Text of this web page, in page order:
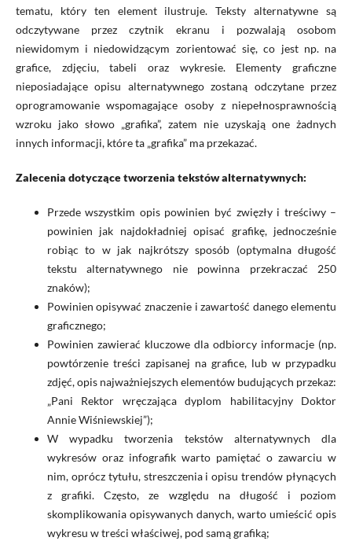
tematu, który ten element ilustruje. Teksty alternatywne są
odczytywane przez czytnik ekranu i pozwalają osobom
niewidomym i niedowidzącym zorientować się, co jest np. na
grafice, zdjęciu, tabeli oraz wykresie. Elementy graficzne
nieposiadające opisu alternatywnego zostaną odczytane przez
oprogramowanie wspomagające osoby z niepełnosprawnością
wzroku jako słowo „grafika”, zatem nie uzyskają one żadnych
innych informacji, które ta „grafika” ma przekazać.
Zalecenia dotyczące tworzenia tekstów alternatywnych:
Przede wszystkim opis powinien być zwięzły i treściwy –
powinien jak najdokładniej opisać grafikę, jednocześnie
robiąc to w jak najkrótszy sposób (optymalna długość
tekstu alternatywnego nie powinna przekraczać 250
znaków);
Powinien opisywać znaczenie i zawartość danego elementu
graficznego;
Powinien zawierać kluczowe dla odbiorcy informacje (np.
powtórzenie treści zapisanej na grafice, lub w przypadku
zdjęć, opis najważniejszych elementów budujących przekaz:
„Pani Rektor wręczająca dyplom habilitacyjny Doktor
Annie Wiśniewskiej”);
W wypadku tworzenia tekstów alternatywnych dla
wykresów oraz infografik warto pamiętać o zawarciu w
nim, oprócz tytułu, streszczenia i opisu trendów płynących
z grafiki. Często, ze względu na długość i poziom
skomplikowania opisywanych danych, warto umieścić opis
wykresu w treści właściwej, pod samą grafiką;